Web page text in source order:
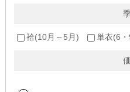
袷(10月～5月) 単衣(6